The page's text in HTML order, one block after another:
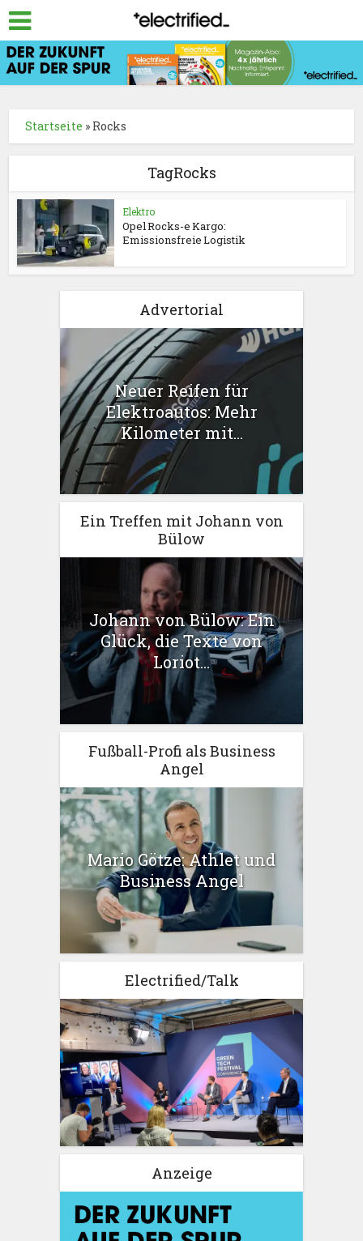
Startseite » Rocks
TagRocks
Elektro
Opel Rocks-e Kargo:
Emissionsfreie Logistik
Advertorial
Neuer Reifen für
Elektroautos: Mehr
Kilometer mit...
Ein Treffen mit Johann von
Bülow
Johann von Bülow: Ein
Glück, die Texte von
Loriot...
Fußball-Profi als Business
Angel
Mario Götze: Athlet und
Business Angel
Electrified/Talk
Anzeige